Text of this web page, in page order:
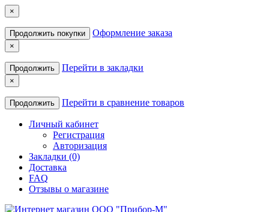
×
Продолжить покупки Оформление заказа
×
Продолжить Перейти в закладки
×
Продолжить Перейти в сравнение товаров
Личный кабинет
Регистрация
Авторизация
Закладки (0)
Доставка
FAQ
Отзывы о магазине